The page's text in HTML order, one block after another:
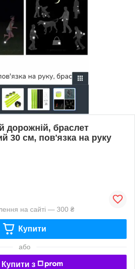
дорожній, браслет
30 см, пов'язка на руку
на сайті — 300 ₴
Купити
або
Купити з